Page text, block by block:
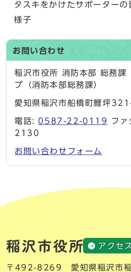
タスキをかけたサポーターの
様子
お問い合わせ
稲沢市役所 消防本部 総務課
プ（消防本部総務課）
愛知県稲沢市船橋町鯉坪
電話: 0587-22-0119
フ
2130
お問い合わせフォーム
アクセ
〒492-8269 愛知県稲沢市稲